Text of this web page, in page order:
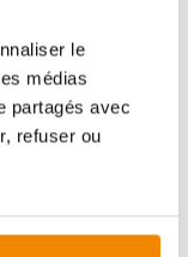
le
médias
partagés avec
refuser ou